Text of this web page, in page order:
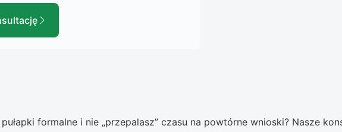
formalne i nie „przepalasz” czasu na powtórne wnioski? Nasze